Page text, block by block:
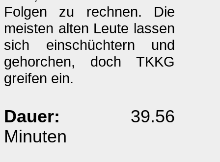
Folgen zu rechnen. Die
meisten alten Leute lassen
sich einschüchtern und
gehorchen, doch TKKG
greifen ein.
Dauer: 39.56
Minuten